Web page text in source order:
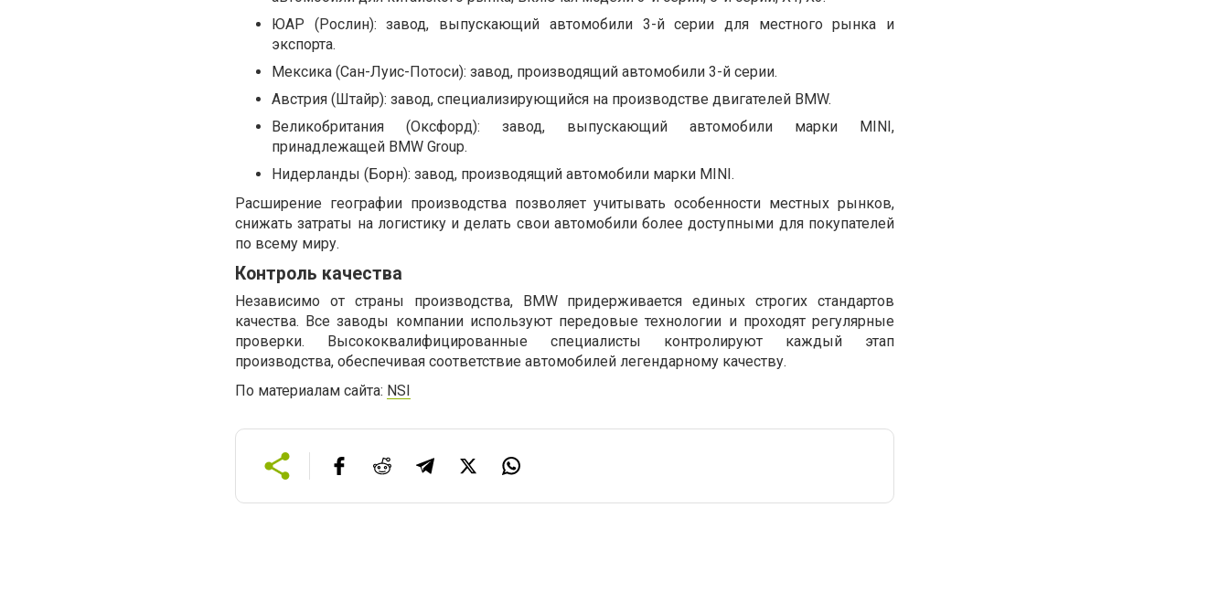
ЮАР (Рослин): завод, выпускающий автомобили 3-й серии для местного рынка и
экспорта.
Мексика (Сан-Луис-Потоси): завод, производящий автомобили 3-й серии.
Австрия (Штайр): завод, специализирующийся на производстве двигателей BMW.
Великобритания (Оксфорд): завод, выпускающий автомобили марки MINI,
принадлежащей BMW Group.
Нидерланды (Борн): завод, производящий автомобили марки MINI.
Расширение географии производства позволяет учитывать особенности местных рынков,
снижать затраты на логистику и делать свои автомобили более доступными для покупателей
по всему миру.
Контроль качества
Независимо от страны производства, BMW придерживается единых строгих стандартов
качества. Все заводы компании используют передовые технологии и проходят регулярные
проверки. Высококвалифицированные специалисты контролируют каждый этап
производства, обеспечивая соответствие автомобилей легендарному качеству.
По материалам сайта: NSI